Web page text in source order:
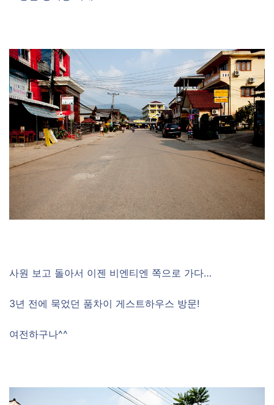
사원 보고 돌아서 이젠 비엔티엔 쪽으로 가다…
3년 전에 묵었던 품차이 게스트하우스 방문!
여전하구나^^